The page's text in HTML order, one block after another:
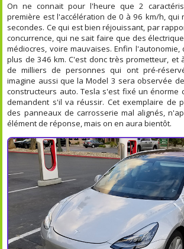
On ne connait pour l'heure que 2
première est l'accélération de 0 à 96 km/h, qui
secondes. Ce qui est bien réjouissant, par
concurrence, qui ne sait faire que des
médiocres, voire mauvaises. Enfin
plus de 346 km. C'est donc très prometteur, et
de milliers de personnes qui ont pré-
imagine aussi que la Model 3 sera observée
constructeurs auto. Tesla s'est fixé un énorme
demandent s'il va réussir. Cet exemplaire de
des panneaux de carrosserie mal alignés,
élément de réponse, mais on en aura bientôt.